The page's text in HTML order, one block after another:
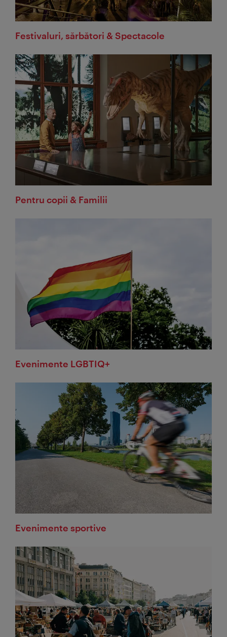
Festivaluri, sărbători & Spectacole
Pentru copii & Familii
Evenimente LGBTIQ+
Evenimente sportive